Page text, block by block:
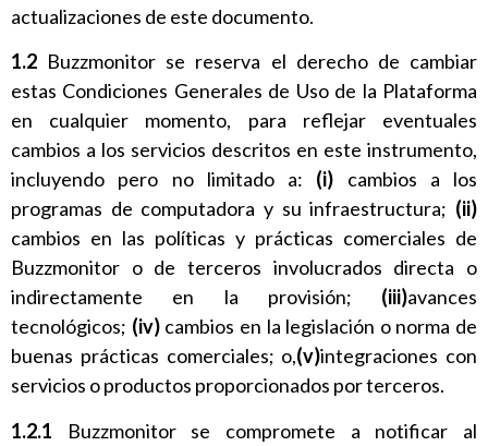
actualizaciones de este documento.
1.2 Buzzmonitor se reserva el derecho de cambiar
estas Condiciones Generales de Uso de la Plataforma
en cualquier momento, para reflejar eventuales
cambios a los servicios descritos en este instrumento,
incluyendo pero no limitado a: (i) cambios a los
programas de computadora y su infraestructura; (ii)
cambios en las políticas y prácticas comerciales de
Buzzmonitor o de terceros involucrados directa o
indirectamente en la provisión; (iii)avances
tecnológicos; (iv) cambios en la legislación o norma de
buenas prácticas comerciales; o,(v)integraciones con
servicios o productos proporcionados por terceros.
1.2.1
Buzzmonitor se compromete a notificar al